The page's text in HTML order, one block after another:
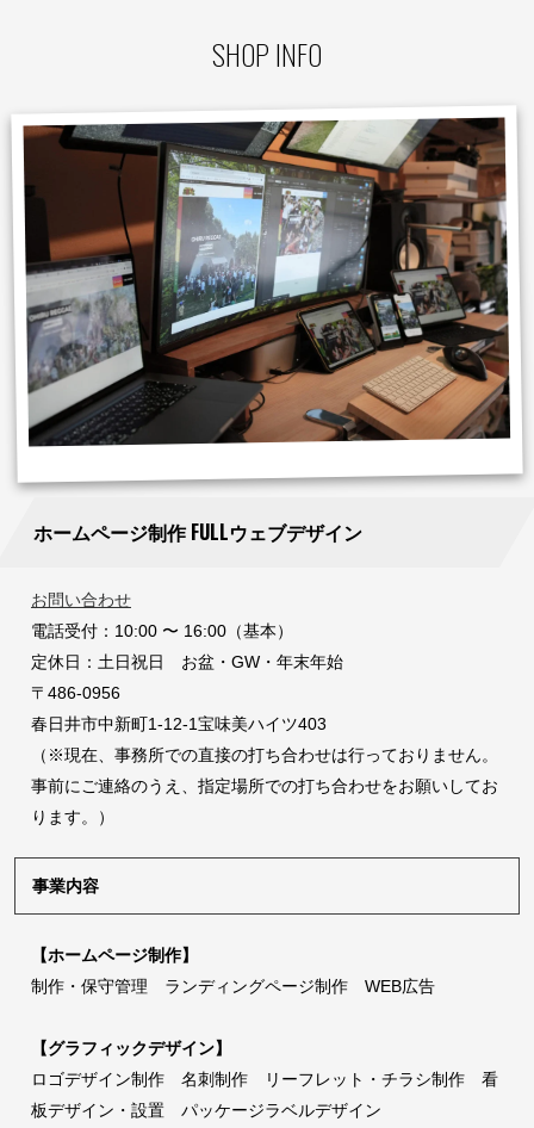
SHOP INFO
ホームページ制作 FULLウェブデザイン
お問い合わせ
電話受付：10:00 〜 16:00（基本）
定休日：土日祝日 お盆・GW・年末年始
〒486-0956
春日井市中新町1-12-1宝味美ハイツ403
（※現在、事務所での直接の打ち合わせは行っておりません。
事前にご連絡のうえ、指定場所での打ち合わせをお願いしてお
ります。）
事業内容
【ホームページ制作】
制作・保守管理 ランディングページ制作 WEB広告
【グラフィックデザイン】
ロゴデザイン制作 名刺制作 リーフレット・チラシ制作 看
板デザイン・設置 パッケージラベルデザイン